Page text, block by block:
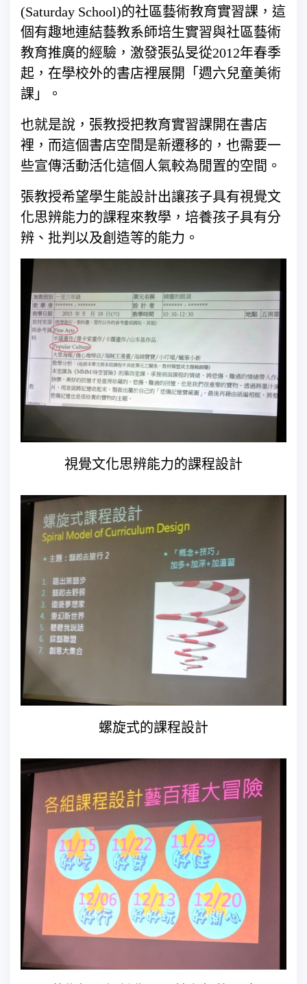
(Saturday School)的社區藝術教育實習課，這
個有趣地連結藝教系師培生實習與社區藝術
教育推廣的經驗，激發張弘旻從2012年春季
起，在學校外的書店裡展開「週六兒童美術
課」。
也就是說，張教授把教育實習課開在書店
裡，而這個書店空間是新遷移的，也需要一
些宣傳活動活化這個人氣較為閒置的空間。
張教授希望學生能設計出讓孩子具有視覺文
化思辨能力的課程來教學，培養孩子具有分
辨、批判以及創造等的能力。
視覺文化思辨能力的課程設計
螺旋式的課程設計